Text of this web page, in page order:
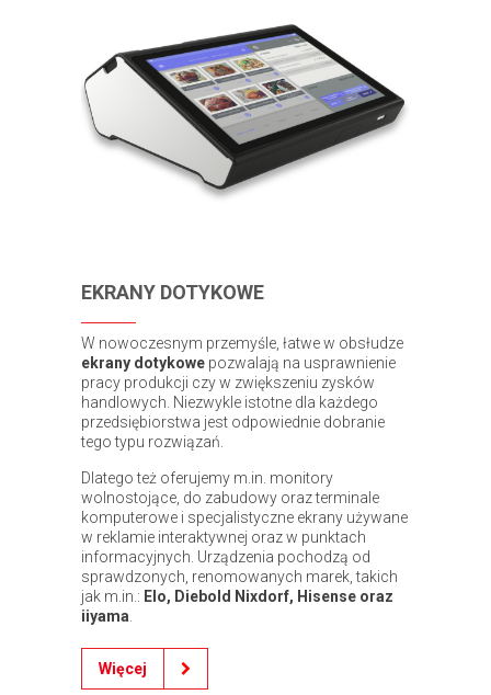
EKRANY DOTYKOWE
W nowoczesnym przemyśle, łatwe w obsłudze
ekrany dotykowe pozwalają na usprawnienie
pracy produkcji czy w zwiększeniu zysków
handlowych. Niezwykle istotne dla każdego
przedsiębiorstwa jest odpowiednie dobranie
tego typu rozwiązań.
Dlatego też oferujemy m.in. monitory
wolnostojące, do zabudowy oraz terminale
komputerowe i specjalistyczne ekrany używane
w reklamie interaktywnej oraz w punktach
informacyjnych. Urządzenia pochodzą od
sprawdzonych, renomowanych marek, takich
jak m.in.: Elo, Diebold Nixdorf, Hisense oraz
iiyama
Więcej